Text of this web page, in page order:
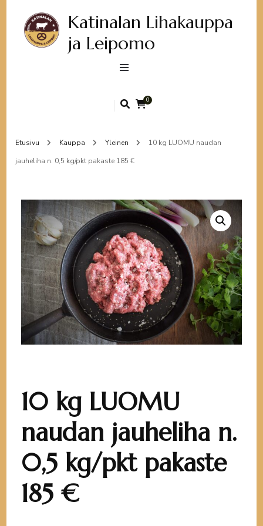
Katinalan Lihakauppa
ja Leipomo
0
Etusivu Kauppa Yleinen
10 kg LUOMU naudan
jauheliha n. 0,5 kg/pkt pakaste 185 €
10 kg LUOMU
naudan jauheliha n.
0,5 kg/pkt pakaste
185 €